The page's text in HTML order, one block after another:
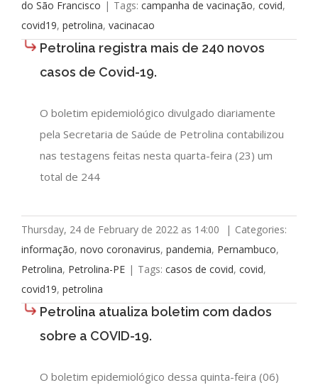
do São Francisco | Tags: campanha de vacinação, covid,
covid19, petrolina, vacinacao
Petrolina registra mais de 240 novos
casos de Covid-19.
O boletim epidemiológico divulgado diariamente
pela Secretaria de Saúde de Petrolina contabilizou
nas testagens feitas nesta quarta-feira (23) um
total de 244
Thursday, 24 de February de 2022 as 14:00 | Categories:
informação, novo coronavirus, pandemia, Pernambuco,
Petrolina, Petrolina-PE | Tags: casos de covid, covid,
covid19, petrolina
Petrolina atualiza boletim com dados
sobre a COVID-19.
O boletim epidemiológico dessa quinta-feira (06)